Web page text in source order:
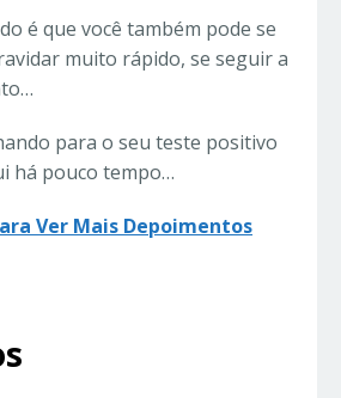
é que você também pode se
muito rápido, se seguir a
para o seu teste positivo
há pouco tempo…
Ver Mais Depoimentos